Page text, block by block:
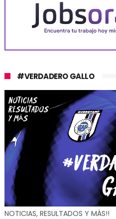
#VERDADERO GALLO
NOTICIAS, RESULTADOS Y MÁS!!